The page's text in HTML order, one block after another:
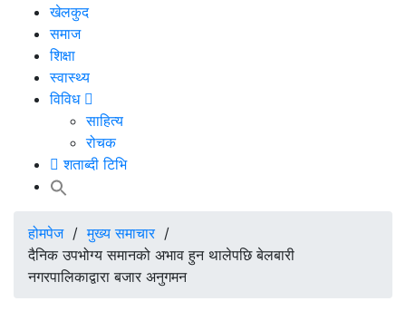
खेलकुद
समाज
शिक्षा
स्वास्थ्य
विविध
साहित्य
रोचक
शताब्दी टिभि
होमपेज/मुख्य समाचार/
दैनिक उपभोग्य समानको अभाव हुन थालेपछि बेलबारी
नगरपालिकाद्वारा बजार अनुगमन